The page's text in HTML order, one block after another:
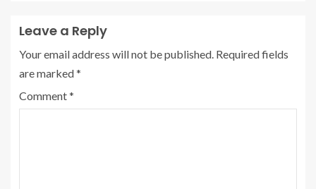
Leave a Reply
Your email address will not be published. Required fields
are marked*
Comment*